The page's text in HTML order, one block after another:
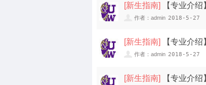
[新生指南] 【专业介
作者：admin 2018-5-27
[新生指南] 【专业介
作者：admin 2018-5-27
[新生指南] 【专业介